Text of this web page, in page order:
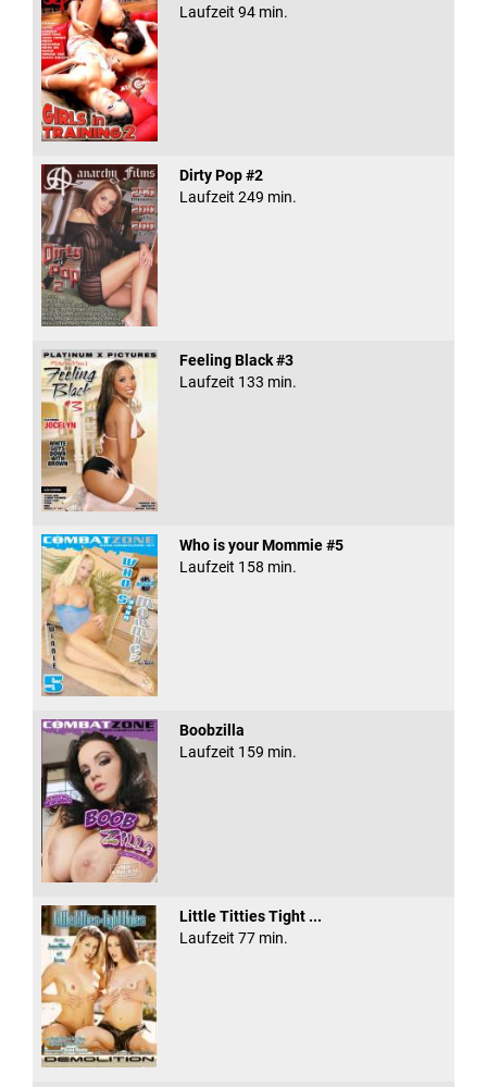
Laufzeit 94 min.
Dirty Pop #2
Laufzeit 249 min.
Feeling Black #3
Laufzeit 133 min.
Who is your Mommie #5
Laufzeit 158 min.
Boobzilla
Laufzeit 159 min.
Little Titties Tight ...
Laufzeit 77 min.